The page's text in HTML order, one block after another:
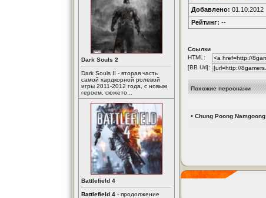
Dark Souls 2
Dark Souls II - вторая часть
самой хардкорной ролевой
игры 2011-2012 года, с новым
героем, сюжето...
Battlefield 4
Battlefield 4 - продолжение
Добавлено: 01.10.2012
Рейтинг: --
Ссылки
HTML:
[BB Url]:
Похожие персонажи
• Chung Poong Namgoong